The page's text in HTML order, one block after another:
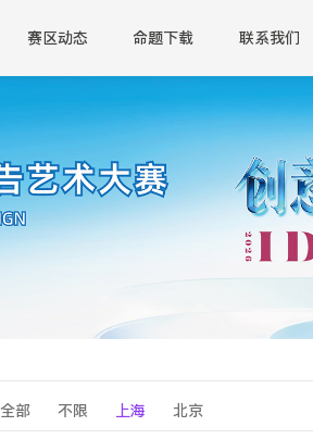
赛区动态 命题下载 联系我们
全部 不限 上海 北京